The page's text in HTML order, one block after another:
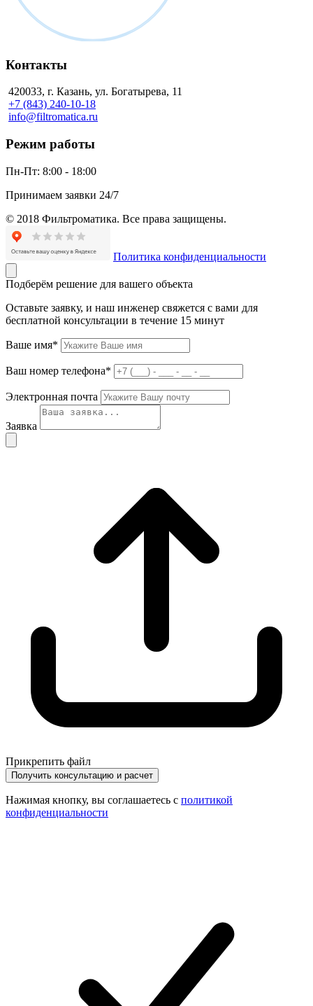
Контакты
420033, г. Казань, ул. Богатырева, 11
+7 (843) 240-10-18
info@filtromatica.ru
Режим работы
Пн-Пт: 8:00 - 18:00
Принимаем заявки 24/7
© 2018 Фильтроматика. Все права защищены.
Политика конфиденциальности
Подберём решение для вашего объекта
Оставьте заявку, и наш инженер свяжется с вами для
бесплатной консультации в течение 15 минут
Ваше имя*
Ваш номер телефона*
Электронная почта
Заявка
Прикрепить файл
Получить консультацию и расчет
Нажимая кнопку, вы соглашаетесь с политикой
конфиденциальности